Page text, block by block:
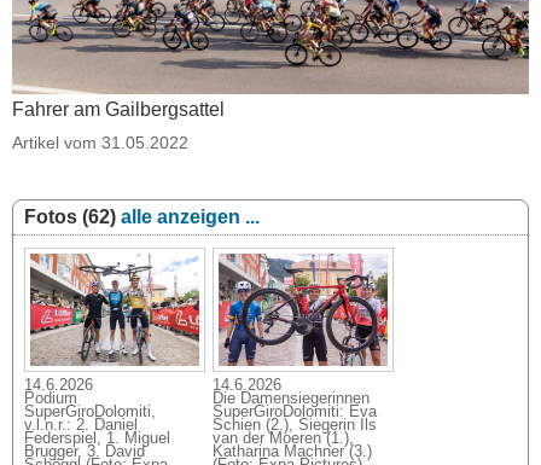
Fahrer am Gailbergsattel
Artikel vom 31.05.2022
Fotos (62) alle anzeigen ...
14.6.2026
Podium
SuperGiroDolomiti,
v.l.n.r.: 2. Daniel
Federspiel, 1. Miguel
Brugger, 3. David
14.6.2026
Die Damensiegerinnen
SuperGiroDolomiti: Eva
Schien (2.), Siegerin Ils
van der Moeren (1.),
Katharina Machner (3.)